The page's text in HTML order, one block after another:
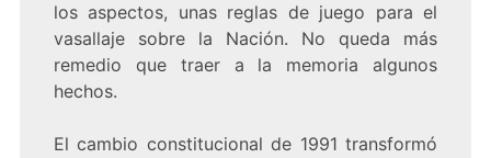
los aspectos, unas reglas de juego para el
vasallaje sobre la Nación. No queda más
remedio que traer a la memoria algunos
hechos.
El cambio constitucional de 1991 transformó